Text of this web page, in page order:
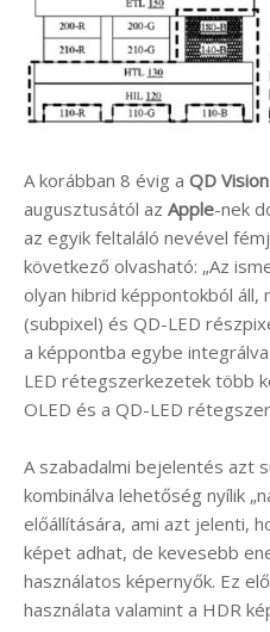
A korábban 8 évig a QD Vision
augusztusától az Apple-nek
az egyik feltaláló nevével
következő olvasható: „Az
olyan hibrid képpontokból áll,
(subpixel) és QD-LED
a képpontba egybe
LED rétegszerkezetek több
OLED és a QD-LED
A szabadalmi bejelentés azt
kombinálva lehetőség nyílik
előállítására, ami azt jelenti,
képet adhat, de kevesebb
használatos képernyők. Ez
használata valamint a HDR